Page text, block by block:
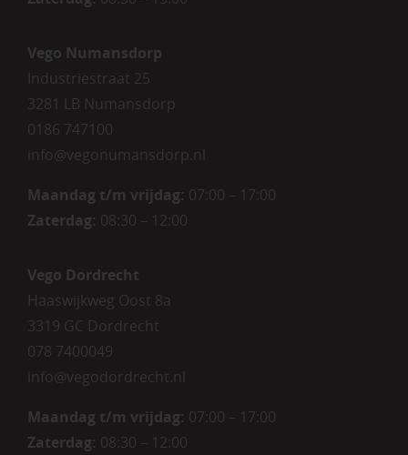
Vego Numansdorp
Industriestraat 25
3281 LB Numansdorp
0186 747100
info@vegonumansdorp.nl
Maandag t/m vrijdag: 07:00 – 17:00
Zaterdag: 08:30 – 12:00
Vego Dordrecht
Haaswijkweg Oost 8a
3319 GC Dordrecht
078 7400049
info@vegodordrecht.nl
Maandag t/m vrijdag: 07:00 – 17:00
Zaterdag: 08:30 – 12:00